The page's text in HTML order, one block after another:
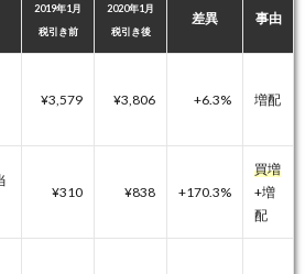
2019年1月
税引き前
2020年1月
税引き後
差異 事由
¥3,579 ¥3,806 +6.3% 増配
¥310 ¥838 +170.3%
買増
+増
配